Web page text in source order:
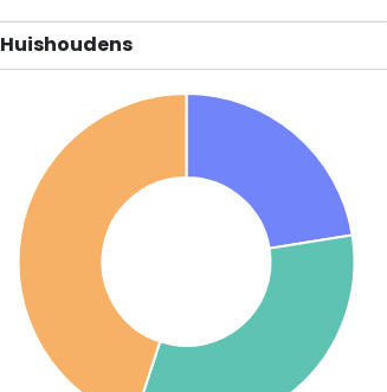
Huishoudens